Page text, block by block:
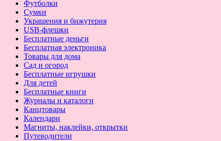
Футболки
Сумки
Украшения и бижутерия
USB-флешки
Бесплатные деньги
Бесплатная электроника
Товары для дома
Сад и огород
Бесплатные игрушки
Для детей
Бесплатные книги
Журналы и каталоги
Канцтовары
Календари
Магниты, наклейки, открытки
Путеводители